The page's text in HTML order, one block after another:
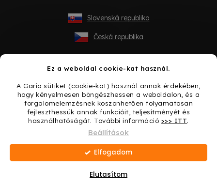
Ez a weboldal cookie-kat használ.
A Gario sütiket (cookie-kat) használ annak érdekében,
hogy kényelmesen böngészhessen a weboldalon, és a
forgalomelemzésnek köszönhetően folyamatosan
fejleszthessük annak funkcióit, teljesítményét és
használhatóságát. További információ >>> ITT.
Beállítások
Elutasítom
Elfogadom
Ajándék minden vásárláshoz → Lepje meg magát még
Slovenská republika
Česká republika
Shoptet készítette
Copyright 2026Gario.hu. Minden jog fenntartva.Süti
beállítások szerkesztése